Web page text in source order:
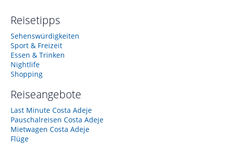
Reisetipps
Sehenswürdigkeiten
Sport & Freizeit
Essen & Trinken
Nightlife
Shopping
Reiseangebote
Last Minute Costa Adeje
Pauschalreisen Costa Adeje
Mietwagen Costa Adeje
Flüge